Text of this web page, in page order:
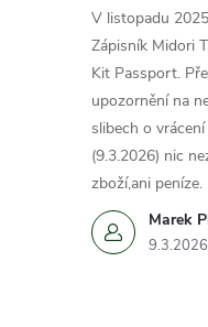
Marek
9.3.2026
V listopadu
Zápisník Midori
Kit Passport.
upozornění na
slibech o
(9.3.2026) nic
zboží,ani peníze.